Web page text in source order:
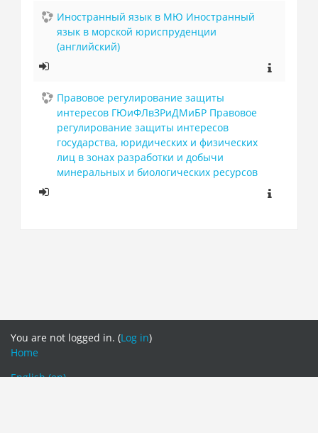
Иностранный язык в МЮ Иностранный
язык в морской юриспруденции
(английский)
Правовое регулирование защиты
интересов ГЮиФЛвЗРиДМиБР Правовое
регулирование защиты интересов
государства, юридических и физических
лиц в зонах разработки и добычи
минеральных и биологических ресурсов
You are not logged in. (Log in)
Home
English ‎(en)‎